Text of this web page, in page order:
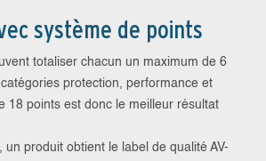
système de points
totaliser chacun un maximum de 6
protection, performance et
18 points est donc le meilleur résultat
un produit obtient le label de qualité AV-